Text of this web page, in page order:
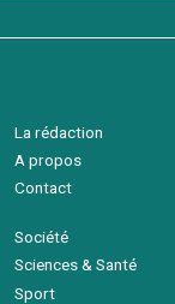
La rédaction
A propos
Contact
Société
Sciences & Santé
Sport